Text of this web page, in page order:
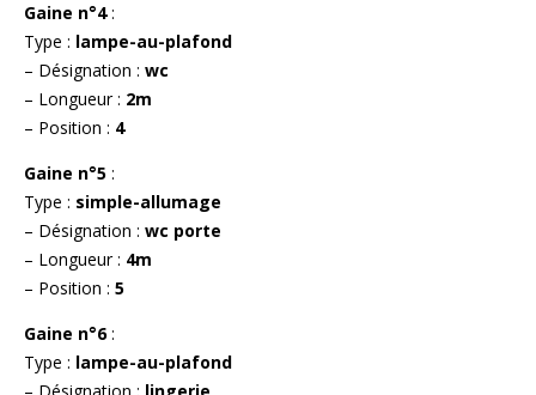
Gaine n°4:
Type : lampe-au-plafond
– Désignation : wc
– Longueur : 2m
– Position : 4
Gaine n°5 :
Type : simple-allumage
– Désignation : wc porte
– Longueur : 4m
– Position : 5
Gaine n°6:
Type : lampe-au-plafond